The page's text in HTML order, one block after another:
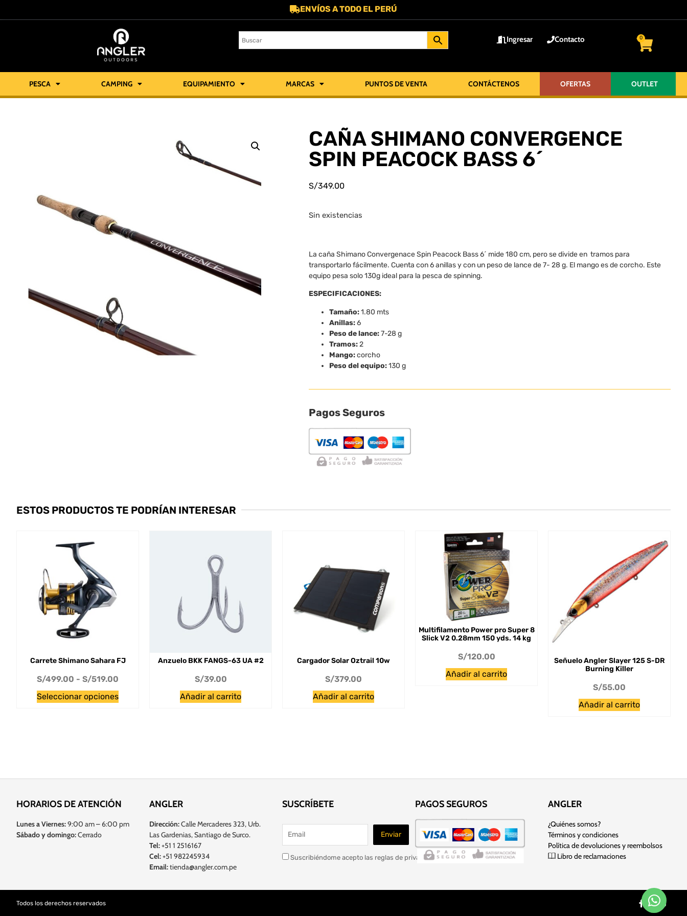
ENVÍOS A TODO EL PERÚ
Ingresar Contacto 0
PESCA CAMPING EQUIPAMIENTO MARCAS PUNTOS DE VENTA CONTÁCTENOS OFERTAS OUTLET
CAÑA SHIMANO CONVERGENCE
SPIN PEACOCK BASS 6´
S/349.00
Sin existencias
La caña Shimano Convergenace Spin Peacock Bass 6´ mide 180 cm, pero se divide en tramos para
transportarlo fácilmente. Cuenta con 6 anillas y con un peso de lance de 7- 28 g. El mango es de corcho. Este
equipo pesa solo 130g ideal para la pesca de spinning.
ESPECIFICACIONES:
Tamaño:1.80 mts
Anillas:6
Peso de lance:7-28 g
Tramos:2
Mango:corcho
Peso del equipo:130 g
Pagos Seguros
ESTOS PRODUCTOS TE PODRÍAN INTERESAR
Carrete Shimano Sahara FJ
S/499.00 - S/519.00
Seleccionar opciones
Anzuelo BKK FANGS-63 UA #2
S/39.00
Añadir al carrito
Cargador Solar Oztrail 10w
S/379.00
Añadir al carrito
Multifilamento Power pro Super 8
Slick V2 0.28mm 150 yds. 14 kg
S/120.00
Añadir al carrito
Señuelo Angler Slayer 125 S-DR
Burning Killer
S/55.00
Añadir al carrito
HORARIOS DE ATENCIÓN
Lunes a Viernes:9:00 am – 6:00 pm
Sábado y domingo:Cerrado
ANGLER
Dirección:Calle Mercaderes 323, Urb.
Las Gardenias, Santiago de Surco.
Tel:+51 1 2516167
Cel:+51 982245934
Email:tienda@angler.com.pe
SUSCRÍBETE
Suscribiéndome acepto las reglas de privacidad de este sitio
PAGOS SEGUROS ANGLER
¿Quiénes somos?
Términos y condiciones
Política de devoluciones y reembolsos
Libro de reclamaciones
Todos los derechos reservados